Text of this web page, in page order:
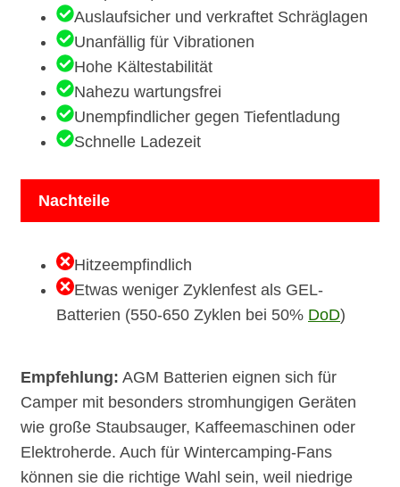
Auslaufsicher und verkraftet Schräglagen
Unanfällig für Vibrationen
Hohe Kältestabilität
Nahezu wartungsfrei
Unempfindlicher gegen Tiefentladung
Schnelle Ladezeit
Nachteile
Hitzeempfindlich
Etwas weniger Zyklenfest als GEL-
Batterien (550-650 Zyklen bei 50% DoD)
Empfehlung: AGM Batterien eignen sich für
Camper mit besonders stromhungigen Geräten
wie große Staubsauger, Kaffeemaschinen oder
Elektroherde. Auch für Wintercamping-Fans
können sie die richtige Wahl sein, weil niedrige